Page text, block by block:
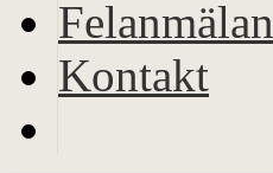
Felanmälan
Kontakt